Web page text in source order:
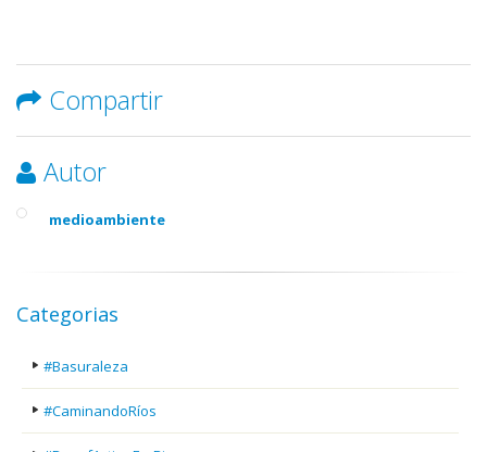
Compartir
Autor
medioambiente
Categorias
#Basuraleza
#CaminandoRíos